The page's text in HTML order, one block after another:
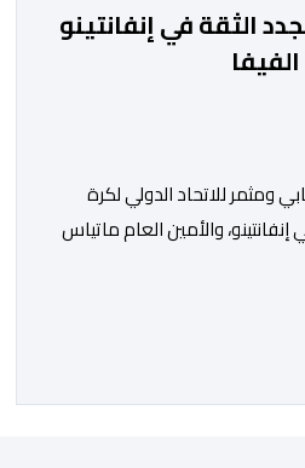
الثقة في إنفانتينو
ومثمر للاتحاد الدولي لكرة
والأمين العام ماتياس
من قِبل 211 اتحادا […]